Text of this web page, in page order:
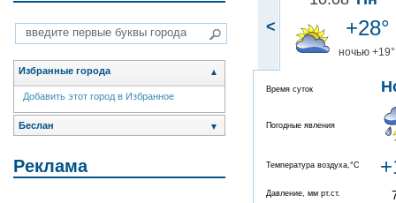
Избранные города ▲
Добавить этот город в Избранное
Беслан ▼
Реклама
< +28°
ночью +19°
Время суток
Погодные явления
Температура воздуха,°C
Давление, мм рт.ст.